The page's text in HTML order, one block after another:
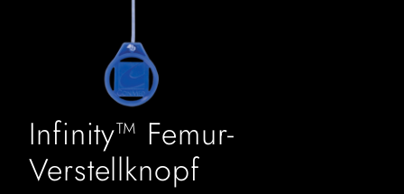
Infinity™ Femur-
Verstellknopf